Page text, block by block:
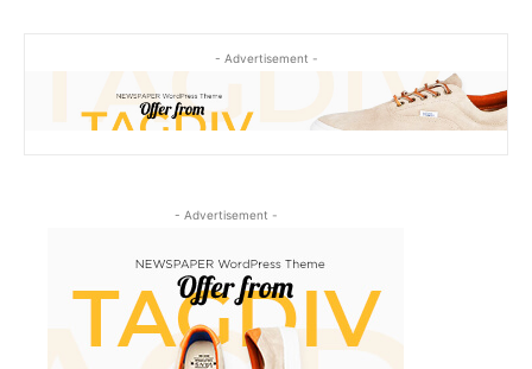
- Advertisement -
- Advertisement -